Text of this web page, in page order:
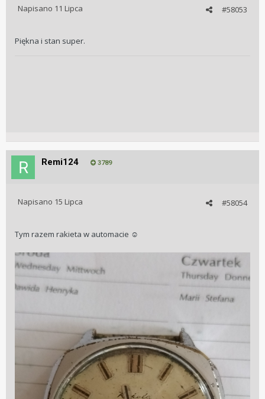
#58053
Napisano 11 Lipca
Piękna i stan super.
Remi124 3789
#58054
Napisano 15 Lipca
Tym razem rakieta w automacie ☺️